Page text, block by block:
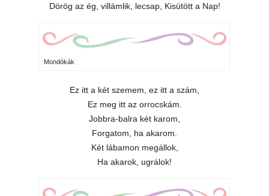
Dörög az ég, villámlik, lecsap, Kisütött a Nap!
Mondókák
Ez itt a két szemem, ez itt a szám,
Ez meg itt az orrocskám.
Jobbra-balra két karom,
Forgatom, ha akarom.
Két lábamon megállok,
Ha akarok, ugrálok!